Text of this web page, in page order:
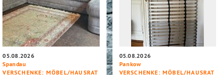
05.08.2026
Spandau
VERSCHENKE: MÖBEL/HAUSRAT
05.08.2026
Pankow
VERSCHENKE: MÖBEL/HAUSRAT